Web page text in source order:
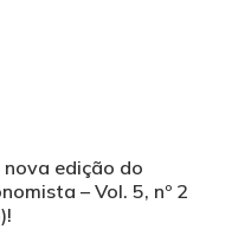
nova edição do
– Vol. 5, nº 2